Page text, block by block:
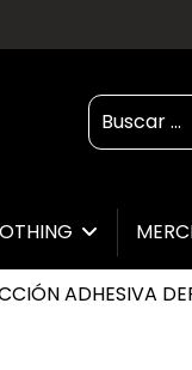
ADHESIVA